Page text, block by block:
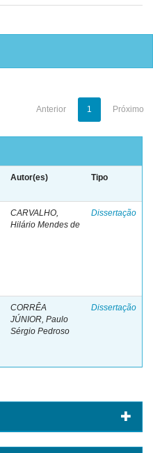
Anterior 1 Próximo
Autor(es) Tipo
CARVALHO,
Hilário Mendes de
Dissertação
CORRÊA
JÚNIOR, Paulo
Sérgio Pedroso
Dissertação